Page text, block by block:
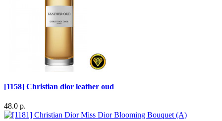
[1158] Christian dior leather oud
48.0 р.